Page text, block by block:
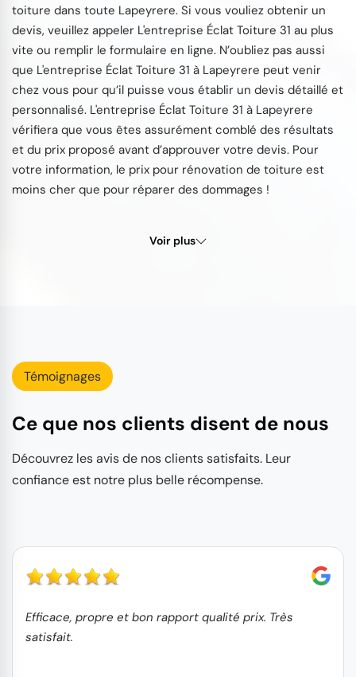
toiture dans toute Lapeyrere. Si vous vouliez obtenir un
devis, veuillez appeler L'entreprise Éclat Toiture 31 au plus
vite ou remplir le formulaire en ligne. N’oubliez pas aussi
que L'entreprise Éclat Toiture 31 à Lapeyrere peut venir
chez vous pour qu’il puisse vous établir un devis détaillé et
personnalisé. L'entreprise Éclat Toiture 31 à Lapeyrere
vérifiera que vous êtes assurément comblé des résultats
et du prix proposé avant d’approuver votre devis. Pour
votre information, le prix pour rénovation de toiture est
moins cher que pour réparer des dommages !
Voir plus
Témoignages
Ce que nos clients disent de nous
Découvrez les avis de nos clients satisfaits. Leur
confiance est notre plus belle récompense.
Efficace, propre et bon rapport qualité prix. Très
satisfait.